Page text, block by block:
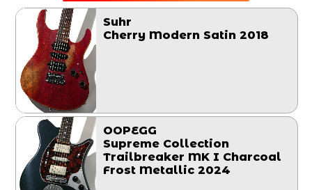
Suhr
Cherry Modern Satin 2018
OOPEGG
Supreme Collection
Trailbreaker MK I Charcoal
Frost Metallic 2024